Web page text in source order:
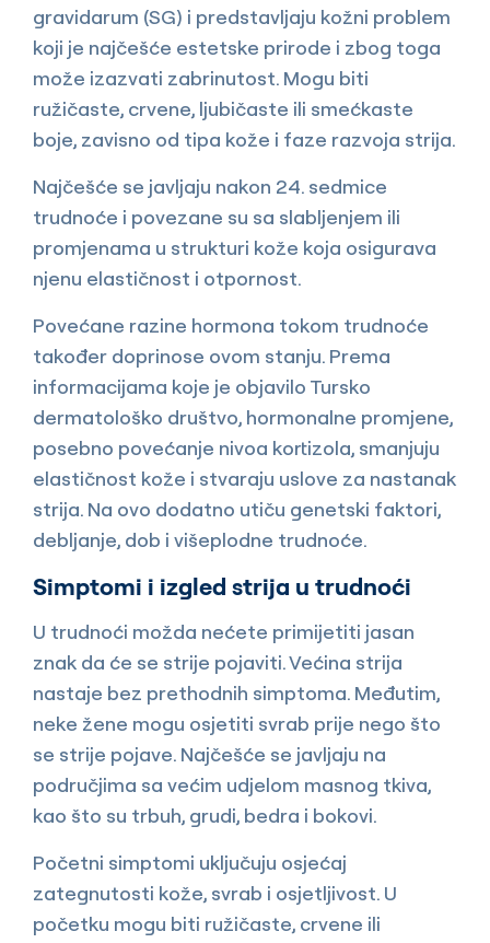
gravidarum (SG) i predstavljaju kožni problem
koji je najčešće estetske prirode i zbog toga
može izazvati zabrinutost. Mogu biti
ružičaste, crvene, ljubičaste ili smećkaste
boje, zavisno od tipa kože i faze razvoja strija.
Najčešće se javljaju nakon 24. sedmice
trudnoće i povezane su sa slabljenjem ili
promjenama u strukturi kože koja osigurava
njenu elastičnost i otpornost.
Povećane razine hormona tokom trudnoće
također doprinose ovom stanju. Prema
informacijama koje je objavilo Tursko
dermatološko društvo, hormonalne promjene,
posebno povećanje nivoa kortizola, smanjuju
elastičnost kože i stvaraju uslove za nastanak
strija. Na ovo dodatno utiču genetski faktori,
debljanje, dob i višeplodne trudnoće.
Simptomi i izgled strija u trudnoći
U trudnoći možda nećete primijetiti jasan
znak da će se strije pojaviti. Većina strija
nastaje bez prethodnih simptoma. Međutim,
neke žene mogu osjetiti svrab prije nego što
se strije pojave. Najčešće se javljaju na
područjima sa većim udjelom masnog tkiva,
kao što su trbuh, grudi, bedra i bokovi.
Početni simptomi uključuju osjećaj
zategnutosti kože, svrab i osjetljivost. U
početku mogu biti ružičaste, crvene ili